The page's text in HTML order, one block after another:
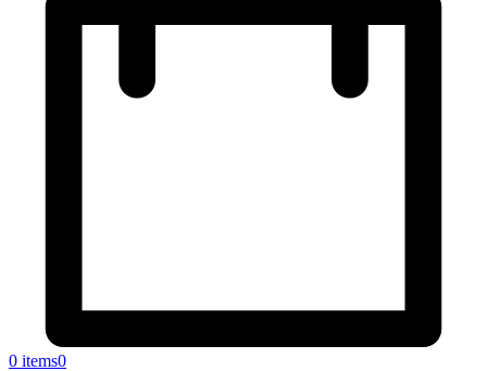
0 items0